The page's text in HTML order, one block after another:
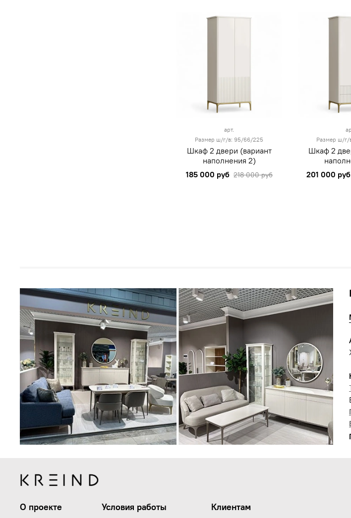
арт.
Размер ш/г/в: 95/66/225
Шкаф 2 двери (вариант
наполнения 2)
185 000 руб 218 000 руб
Размер ш/
Шкаф 2
201 000 руб
О проекте Условия работы Клиентам